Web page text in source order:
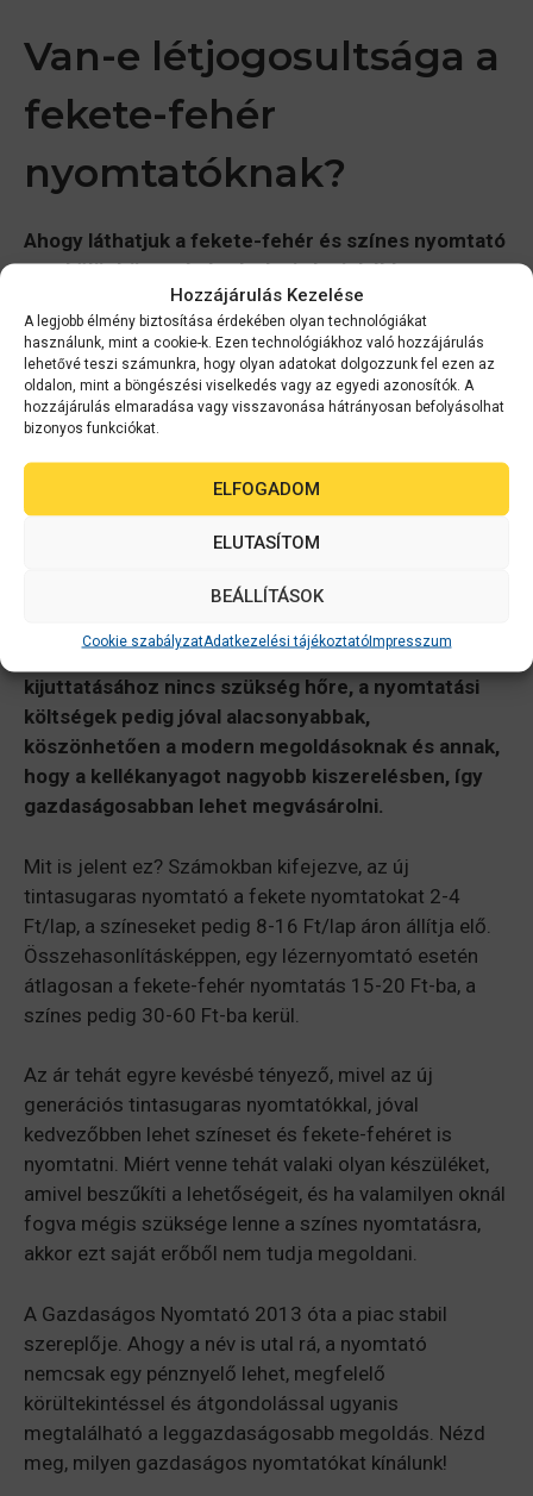
Hozzájárulás Kezelése
A legjobb élmény biztosítása érdekében olyan technológiákat
használunk, mint a cookie-k. Ezen technológiákhoz való hozzájárulás
lehetővé teszi számunkra, hogy olyan adatokat dolgozzunk fel ezen az
oldalon, mint a böngészési viselkedés vagy az egyedi azonosítók. A
hozzájárulás elmaradása vagy visszavonása hátrányosan befolyásolhat
bizonyos funkciókat.
ELFOGADOM
ELUTASÍTOM
BEÁLLÍTÁSOK
Cookie szabályzatAdatkezelési tájékoztatóImpresszum
Van-e létjogosultsága a
fekete-fehér
nyomtatóknak?
Ahogy láthatjuk a fekete-fehér és színes nyomtató
megkülönböztetésének alapja leginkább a
nyomtatási költség.Legalábbis az új generációs
tintasugaras nyomtatók megjelenése előtt ez volt a
mérvadó. Hiszen mi másért vásárolna valaki egy olyan
készüléket, aminek szűkebb a felhasználási köre, ha
nem az anyagiak miatt.
A tintasugaras nyomtatók új generációjának
megjelenése óta azonban a fekete-fehér vs.
által képviselt új PrecisionCore technológiai irány
környezetkímélőbb legyen, mivel a tinta
kijuttatásához nincs szükség hőre, a nyomtatási
költségek pedig jóval alacsonyabbak,
köszönhetően a modern megoldásoknak és annak,
hogy a kellékanyagot nagyobb kiszerelésben, így
gazdaságosabban lehet megvásárolni.
Mit is jelent ez? Számokban kifejezve, az új
tintasugaras nyomtató a fekete nyomtatokat 2-4
Ft/lap, a színeseket pedig 8-16 Ft/lap áron állítja elő.
Összehasonlításképpen, egy lézernyomtató esetén
átlagosan a fekete-fehér nyomtatás 15-20 Ft-ba, a
színes pedig 30-60 Ft-ba kerül.
Az ár tehát egyre kevésbé tényező, mivel az új
generációs tintasugaras nyomtatókkal, jóval
kedvezőbben lehet színeset és fekete-fehéret is
nyomtatni. Miért venne tehát valaki olyan készüléket,
amivel beszűkíti a lehetőségeit, és ha valamilyen oknál
fogva mégis szüksége lenne a színes nyomtatásra,
akkor ezt saját erőből nem tudja megoldani.
A Gazdaságos Nyomtató 2013 óta a piac stabil
szereplője. Ahogy a név is utal rá, a nyomtató
nemcsak egy pénznyelő lehet, megfelelő
körültekintéssel és átgondolással ugyanis
megtalálható a leggazdaságosabb megoldás. Nézd
meg, milyen gazdaságos nyomtatókat kínálunk!